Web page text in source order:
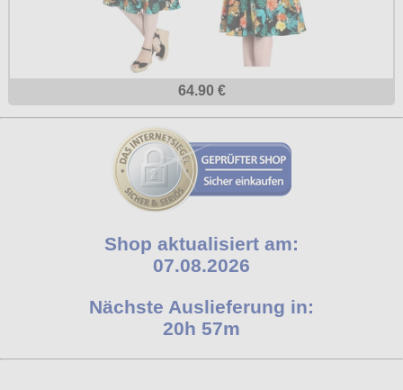
64.90 €
Shop aktualisiert am:
07.08.2026
Nächste Auslieferung in:
20h 57m